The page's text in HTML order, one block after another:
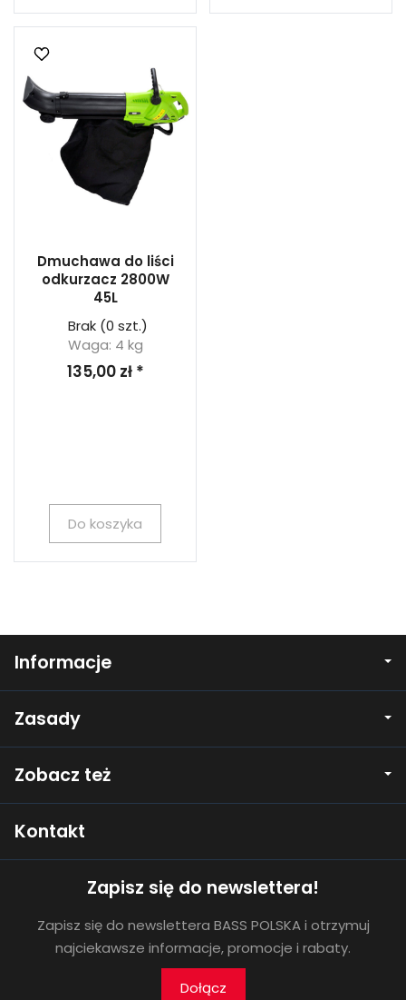
Dmuchawa do liści
odkurzacz 2800W
45L
Brak(0 szt.)
Waga: 4 kg
135,00 zł *
Do koszyka
Informacje
Zasady
Zobacz też
Kontakt
Zapisz się do newslettera!
Zapisz się do newslettera BASS POLSKA i otrzymuj
najciekawsze informacje, promocje i rabaty.
Dołącz